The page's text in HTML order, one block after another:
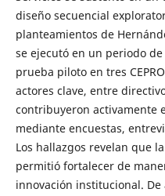
diseño secuencial
planteamientos de
se ejecutó en un periodo
prueba piloto en tres
actores clave, entre
contribuyeron activamente
mediante encuestas,
Los hallazgos revelan que
permitió fortalecer de
innovación institucional.